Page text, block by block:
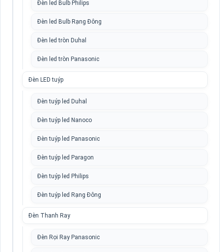
Đèn led Bulb Philips
Đèn led Bulb Rạng Đông
Đèn led tròn Duhal
Đèn led tròn Panasonic
Đèn LED tuýp
Đèn tuýp led Duhal
Đèn tuýp led Nanoco
Đèn tuýp led Panasonic
Đèn tuýp led Paragon
Đèn tuýp led Philips
Đèn tuýp led Rạng Đông
Đèn Thanh Ray
Đèn Rọi Ray Panasonic